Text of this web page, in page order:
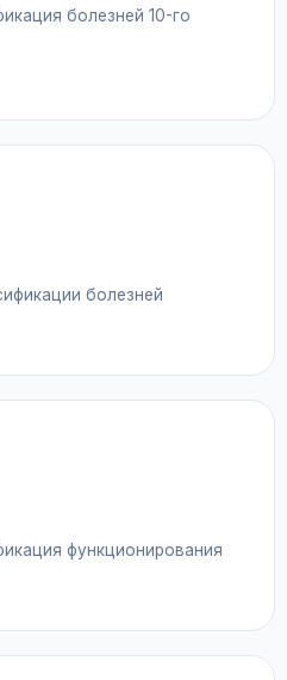
болезней 10-го
болезней
функционирования